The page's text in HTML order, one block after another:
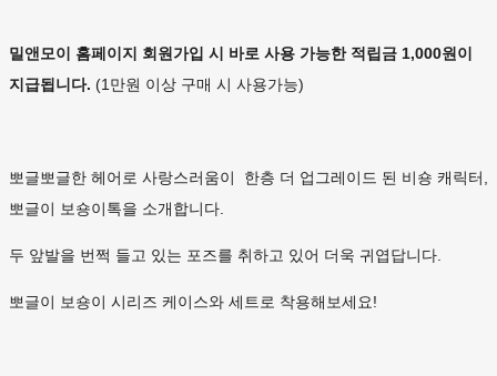
밀앤모이 홈페이지 회원가입 시 바로 사용 가능한 적립금 1,000원이
지급됩니다. (1만원 이상 구매 시 사용가능)
뽀글뽀글한 헤어로 사랑스러움이 한층 더 업그레이드 된 비숑 캐릭터,
뽀글이 보숑이톡을 소개합니다.
두 앞발을 번쩍 들고 있는 포즈를 취하고 있어 더욱 귀엽답니다.
뽀글이 보숑이 시리즈 케이스와 세트로 착용해보세요!